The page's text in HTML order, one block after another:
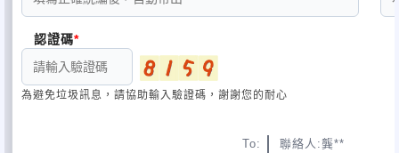
認證碼
為避免垃圾訊息，請協助輸入驗證碼，謝謝您的耐心
To:
聯絡人:龔**